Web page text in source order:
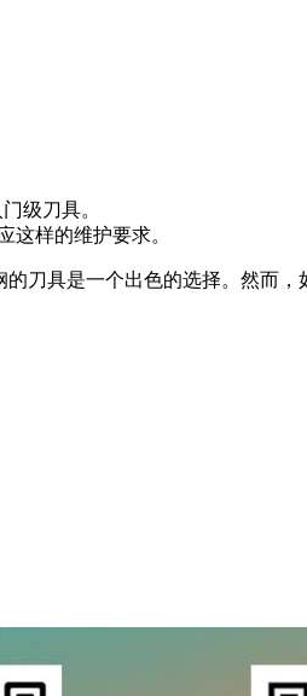
级刀具。
这样的维护要求。
刀具是一个出色的选择。然而